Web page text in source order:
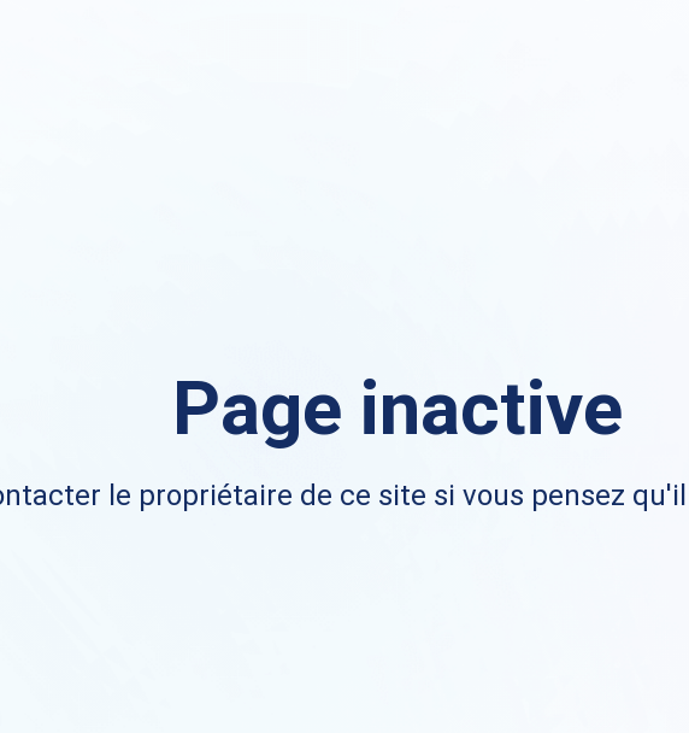
Page inactive
le propriétaire de ce site si vous pensez